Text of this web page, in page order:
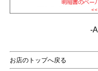
-
お店のトッ